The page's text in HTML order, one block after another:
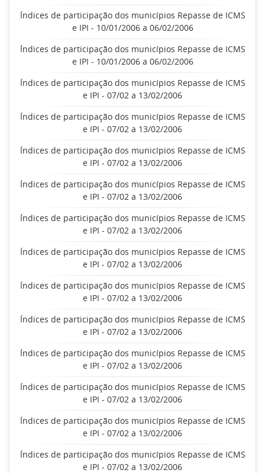
Índices de participação dos municípios Repasse de ICMS
e IPI - 10/01/2006 a 06/02/2006
Índices de participação dos municípios Repasse de ICMS
e IPI - 10/01/2006 a 06/02/2006
Índices de participação dos municípios Repasse de ICMS
e IPI - 07/02 a 13/02/2006
Índices de participação dos municípios Repasse de ICMS
e IPI - 07/02 a 13/02/2006
Índices de participação dos municípios Repasse de ICMS
e IPI - 07/02 a 13/02/2006
Índices de participação dos municípios Repasse de ICMS
e IPI - 07/02 a 13/02/2006
Índices de participação dos municípios Repasse de ICMS
e IPI - 07/02 a 13/02/2006
Índices de participação dos municípios Repasse de ICMS
e IPI - 07/02 a 13/02/2006
Índices de participação dos municípios Repasse de ICMS
e IPI - 07/02 a 13/02/2006
Índices de participação dos municípios Repasse de ICMS
e IPI - 07/02 a 13/02/2006
Índices de participação dos municípios Repasse de ICMS
e IPI - 07/02 a 13/02/2006
Índices de participação dos municípios Repasse de ICMS
e IPI - 07/02 a 13/02/2006
Índices de participação dos municípios Repasse de ICMS
e IPI - 07/02 a 13/02/2006
Índices de participação dos municípios Repasse de ICMS
e IPI - 07/02 a 13/02/2006